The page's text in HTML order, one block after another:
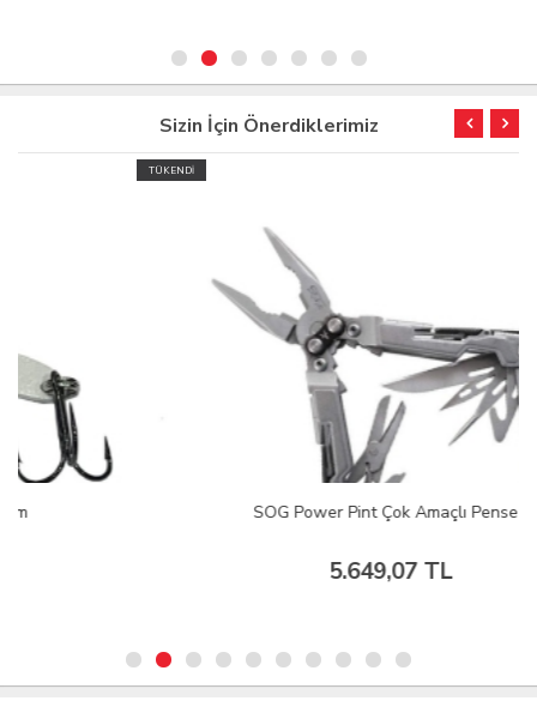
Sizin İçin Önerdiklerimiz
SOG Power Pint Çok Amaçlı Pense
5.649,07 TL